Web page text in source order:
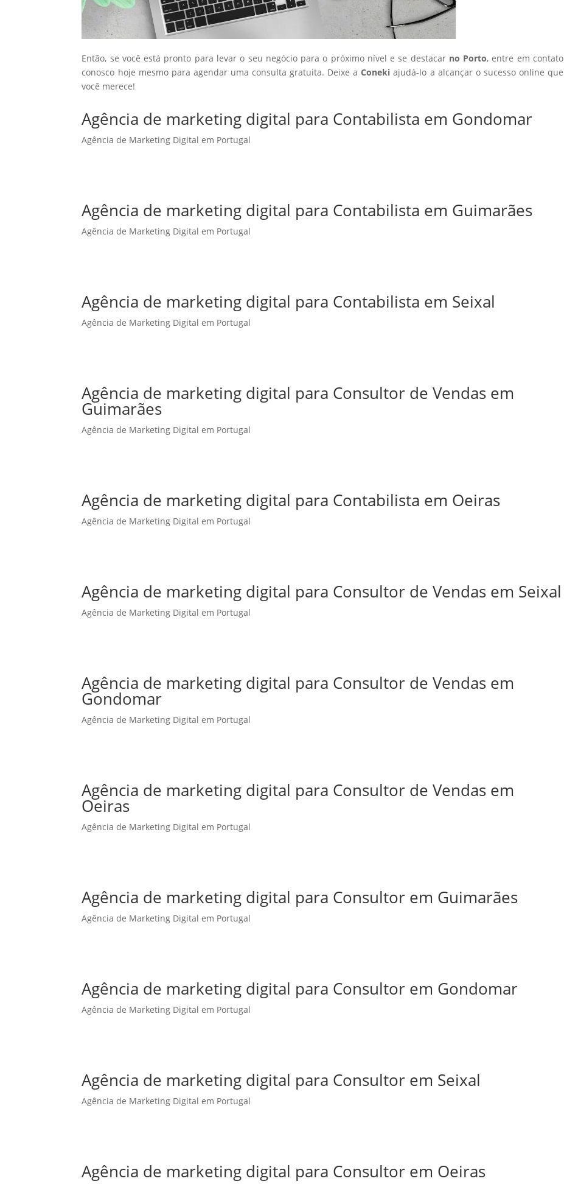
Então, se você está pronto para levar o seu negócio para o próximo nível e se destacar no Porto, entre em contato
conosco hoje mesmo para agendar uma consulta gratuita. Deixe aConeki ajudá-lo a alcançar o sucesso online que
você merece!
Agência de marketing digital para Contabilista em Gondomar
Agência de Marketing Digital em Portugal
Agência de marketing digital para Contabilista em Guimarães
Agência de Marketing Digital em Portugal
Agência de marketing digital para Contabilista em Seixal
Agência de Marketing Digital em Portugal
Agência de marketing digital para Consultor de Vendas em
Guimarães
Agência de Marketing Digital em Portugal
Agência de marketing digital para Contabilista em Oeiras
Agência de Marketing Digital em Portugal
Agência de marketing digital para Consultor de Vendas em Seixal
Agência de Marketing Digital em Portugal
Agência de marketing digital para Consultor de Vendas em
Gondomar
Agência de Marketing Digital em Portugal
Agência de marketing digital para Consultor de Vendas em
Oeiras
Agência de Marketing Digital em Portugal
Agência de marketing digital para Consultor em Guimarães
Agência de Marketing Digital em Portugal
Agência de marketing digital para Consultor em Gondomar
Agência de Marketing Digital em Portugal
Agência de marketing digital para Consultor em Seixal
Agência de Marketing Digital em Portugal
Agência de marketing digital para Consultor em Oeiras